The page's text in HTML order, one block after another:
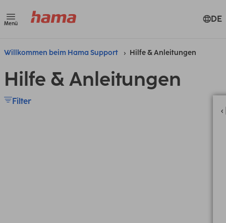
Menü DE
Willkommen beim Hama Support Hilfe & Anleitungen
Hilfe & Anleitungen
Filter